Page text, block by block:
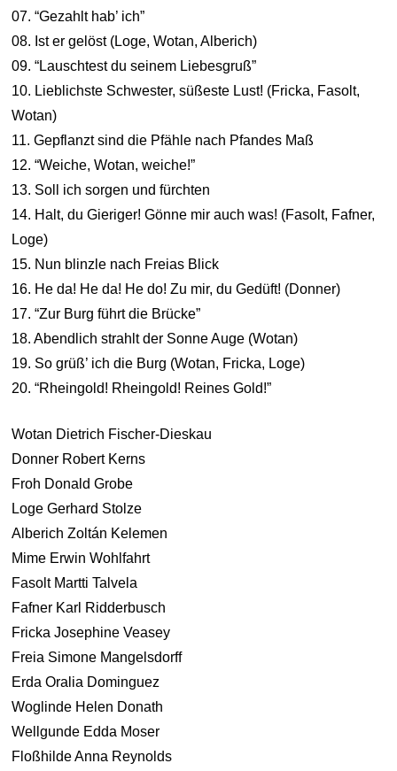
07. “Gezahlt hab’ ich”
08. Ist er gelöst (Loge, Wotan, Alberich)
09. “Lauschtest du seinem Liebesgruß”
10. Lieblichste Schwester, süßeste Lust! (Fricka, Fasolt,
Wotan)
11. Gepflanzt sind die Pfähle nach Pfandes Maß
12. “Weiche, Wotan, weiche!”
13. Soll ich sorgen und fürchten
14. Halt, du Gieriger! Gönne mir auch was! (Fasolt, Fafner,
Loge)
15. Nun blinzle nach Freias Blick
16. He da! He da! He do! Zu mir, du Gedüft! (Donner)
17. “Zur Burg führt die Brücke”
18. Abendlich strahlt der Sonne Auge (Wotan)
19. So grüß’ ich die Burg (Wotan, Fricka, Loge)
20. “Rheingold! Rheingold! Reines Gold!”
Wotan Dietrich Fischer-Dieskau
Donner Robert Kerns
Froh Donald Grobe
Loge Gerhard Stolze
Alberich Zoltán Kelemen
Mime Erwin Wohlfahrt
Fasolt Martti Talvela
Fafner Karl Ridderbusch
Fricka Josephine Veasey
Freia Simone Mangelsdorff
Erda Oralia Dominguez
Woglinde Helen Donath
Wellgunde Edda Moser
Floßhilde Anna Reynolds